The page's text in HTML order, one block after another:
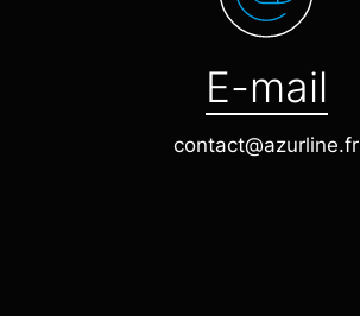
E-mail
contact@azurline.fr